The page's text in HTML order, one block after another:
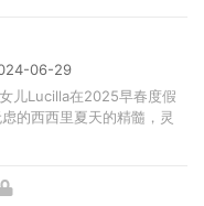
06-29
儿Lucilla在2025早春度假
的西西里夏天的精髓，灵